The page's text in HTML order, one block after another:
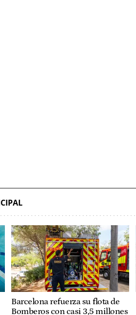
Barcelona refuerza su flota de
Bomberos con casi 3,5 millones